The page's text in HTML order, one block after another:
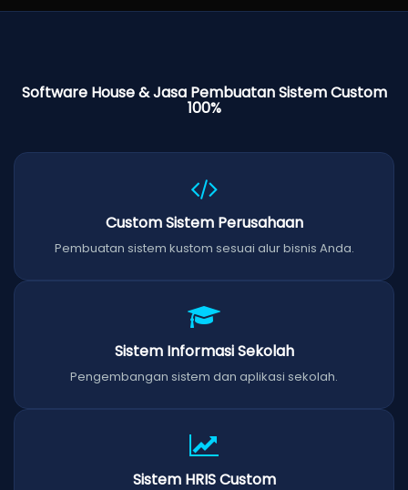
Software House & Jasa Pembuatan Sistem Custom
100%
Custom Sistem Perusahaan
Pembuatan sistem kustom sesuai alur bisnis Anda.
Sistem Informasi Sekolah
Pengembangan sistem dan aplikasi sekolah.
Sistem HRIS Custom